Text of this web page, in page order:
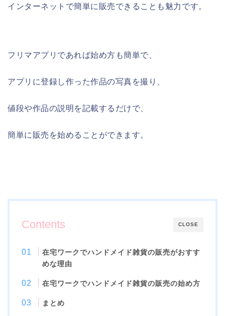
インターネットで簡単に販売できることも魅力です。
フリマアプリであれば始め方も簡単で、
アプリに登録し作った作品の写真を撮り、
値段や作品の説明を記載するだけで、
簡単に販売を始めることができます。
CLOSE
Contents
在宅ワークでハンドメイド雑貨の販売がおすす
めな理由
在宅ワークでハンドメイド雑貨の販売の始め方
まとめ